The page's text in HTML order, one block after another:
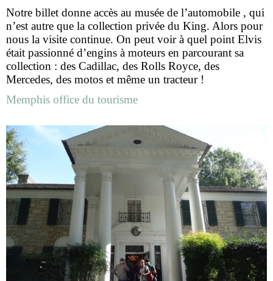
Notre billet donne accès au musée de l’automobile , qui
n’est autre que la collection privée du King. Alors pour
nous la visite continue. On peut voir à quel point Elvis
était passionné d’engins à moteurs en parcourant sa
collection : des Cadillac, des Rolls Royce, des
Mercedes, des motos et même un tracteur !
Memphis office du tourisme